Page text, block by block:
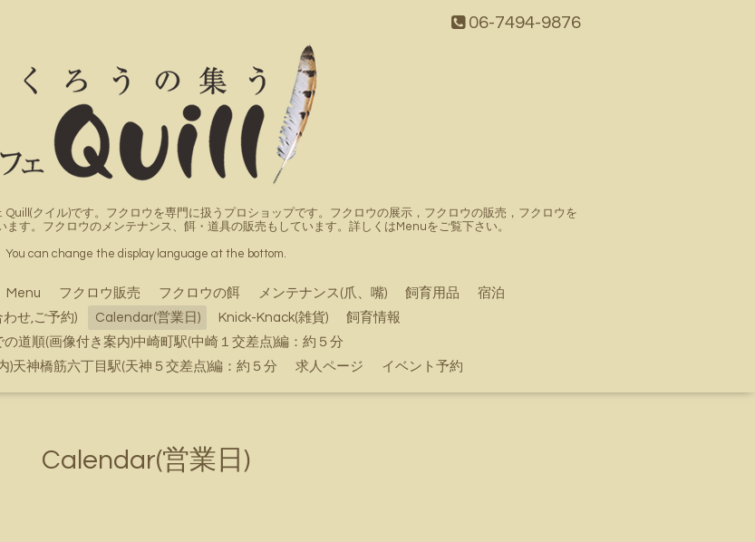
06-7494-9876
クイル)です。フクロウを専門に扱うプロショップです。フクロウの展示，フクロウの販売，フクロウを
す。フクロウのメンテナンス、餌・道具の販売もしています。詳しくはMenuをご覧下さい。
You can change the display language at the bottom.
Menu フクロウ販売 フクロウの餌 メンテナンス(爪、嘴) 飼育用品
宿泊
せ,ご予約)
Calendar(営業日) Knick-Knack(雑貨)
飼育情報
の道順(画像付き案内)中崎町駅(中崎１交差点)編：約５分
)天神橋筋六丁目駅(天神５交差点)編：約５分
求人ページ イベント予約
Calendar(営業日)